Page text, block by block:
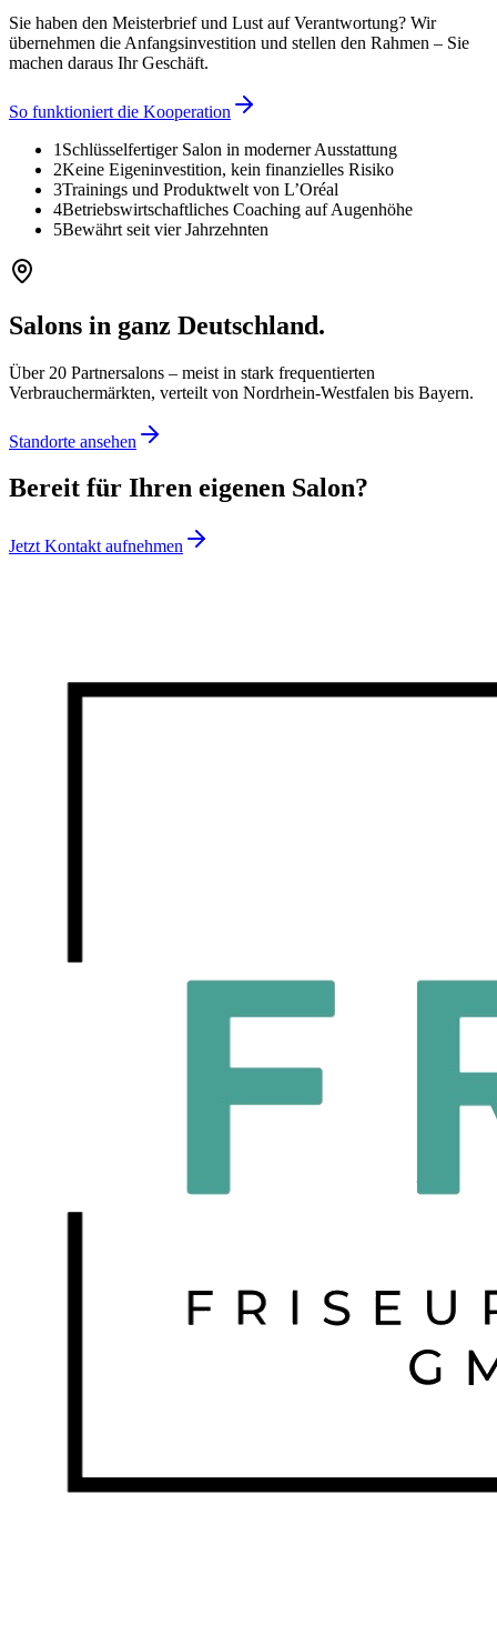
Sie haben den Meisterbrief und Lust auf Verantwortung? Wir
übernehmen die Anfangsinvestition und stellen den Rahmen – Sie
machen daraus Ihr Geschäft.
So funktioniert die Kooperation
1 Schlüsselfertiger Salon in moderner Ausstattung
2Keine Eigeninvestition, kein finanzielles Risiko
3Trainings und Produktwelt von L’Oréal
4Betriebswirtschaftliches Coaching auf Augenhöhe
5Bewährt seit vier Jahrzehnten
Salons in ganz Deutschland.
Über 20 Partnersalons – meist in stark frequentierten
Verbrauchermärkten, verteilt von Nordrhein-Westfalen bis Bayern.
Standorte ansehen
Bereit für Ihren eigenen Salon?
Jetzt Kontakt aufnehmen